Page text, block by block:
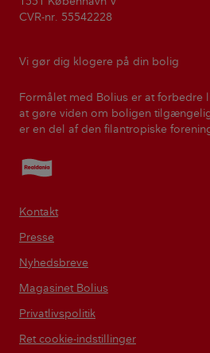
CVR-nr. 55542228
Vi gør dig klogere på din bolig
Formålet med Bolius er at forbedre
at gøre viden om boligen
er en del af den filantropiske
Realdania
Kontakt
Presse
Nyhedsbreve
Magasinet Bolius
Privatlivspolitik
Ret cookie-indstillinger